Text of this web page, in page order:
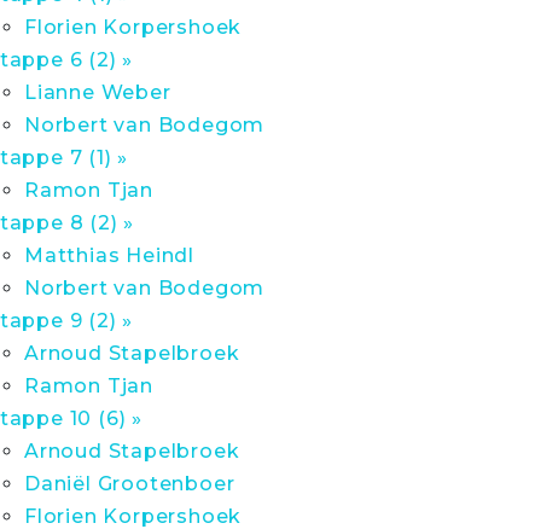
Florien Korpershoek
6 (2) »
Lianne Weber
Norbert van Bodegom
7 (1) »
Ramon Tjan
8 (2) »
Matthias Heindl
Norbert van Bodegom
9 (2) »
Arnoud Stapelbroek
Ramon Tjan
10 (6) »
Arnoud Stapelbroek
Daniël Grootenboer
Florien Korpershoek